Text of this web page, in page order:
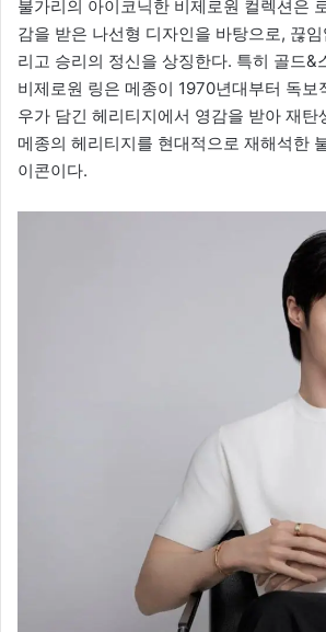
불가리의 아이코닉한 비제로원 컬렉션은
감을 받은 나선형 디자인을 바탕으로, 끊
리고 승리의 정신을 상징한다. 특히 골드&
비제로원 링은 메종이 1970년대부터 독보
우가 담긴 헤리티지에서 영감을 받아 재탄
메종의 헤리티지를 현대적으로 재해석한
이콘이다.